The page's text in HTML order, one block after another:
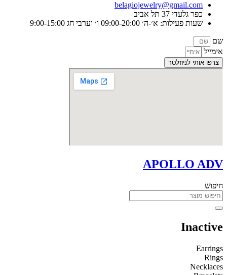
belagiojewelry@gmail.com
כפר גלעדי 37 תל אביב
שעות פעילות: א׳-ה׳ 09:00-20:00 ו׳ וערבי חג 9:00-15:00
שם
אימייל
צרפו אותי לניוזלטר
APOLLO ADV
חיפוש
Inactive
Earrings
Rings
Necklaces